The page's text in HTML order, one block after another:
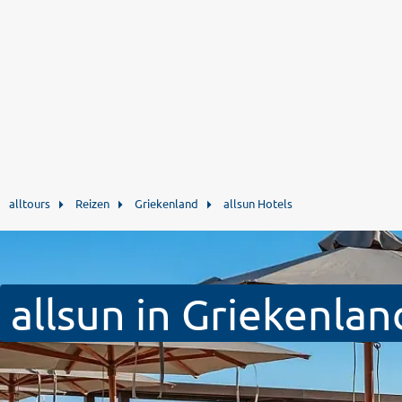
alltours Reizen Griekenland allsun Hotels
allsun in